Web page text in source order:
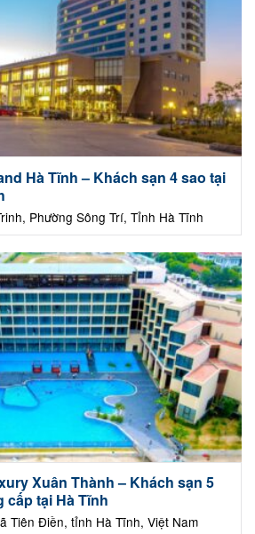
Hà Tĩnh – Khách sạn 4 sao tại
Phường Sông Trí, Tỉnh Hà Tĩnh
Xuân Thành – Khách sạn 5
cấp tại Hà Tĩnh
Tiên Điền, tỉnh Hà Tĩnh, Việt Nam